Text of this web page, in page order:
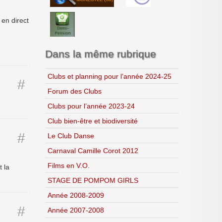
direct
#
#
la
#
Lycéens au cinéma
CDI
H.L.P.
Dans la même rubrique
Clubs et planning pour l’année 2024-25
Forum des Clubs
Clubs pour l’année 2023-24
Club bien-être et biodiversité
Le Club Danse
Carnaval Camille Corot 2012
Films en V.O.
STAGE DE POMPOM GIRLS
Année 2008-2009
Année 2007-2008